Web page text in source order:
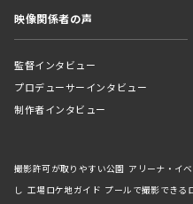
映像関係者の声
監督インタビュー
プロデューサーインタビュー
制作者インタビュー
撮影許可が取りやすい公園 アリーナ・イ
し 工場ロケ地ガイド プールで撮影できる